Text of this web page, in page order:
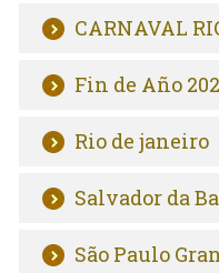
CARNAVAL
Fin de Año
Rio de janeiro
Salvador da
São Paulo